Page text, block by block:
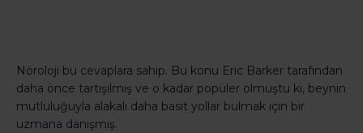
Nöroloji bu cevaplara sahip. Bu konu Eric Barker tarafından
daha önce tartışılmış ve o kadar popüler olmuştu ki, beynin
mutluluğuyla alakalı daha basit yollar bulmak için bir
uzmana danışmış.